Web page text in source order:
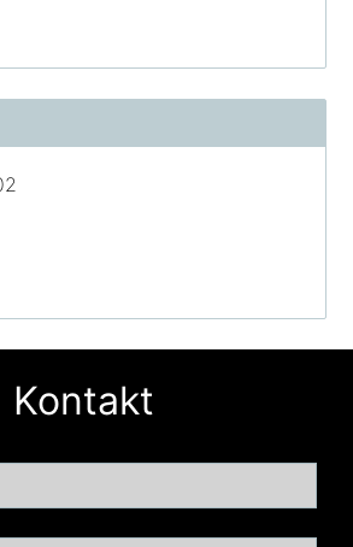
Kontakt